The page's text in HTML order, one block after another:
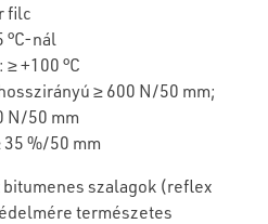
filc
°C-nál
: ≥ +1 00 °C
≥ 600 N/50 mm;
N/50 mm
35 %/50 mm
szalagok (reflex
természetes